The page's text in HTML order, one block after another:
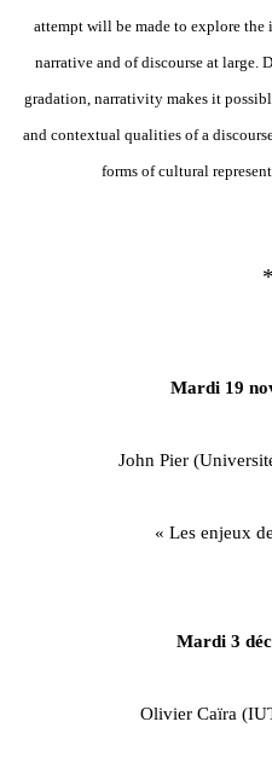
attempt will be made to explore
narrative and of discourse at large.
gradation, narrativity makes it
and contextual qualities of a
forms of cultural
*
Mardi 19
John Pier
« Les enjeux
Mardi 3
Olivier Caïra